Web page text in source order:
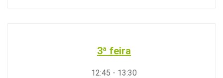
3ª feira
12:45 - 13:30